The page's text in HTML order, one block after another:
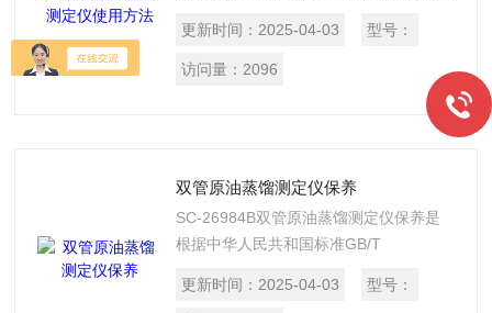
定》标准试验方法设计制造的。
更新时间： 2025-04-03 型号：
访问量： 2096
双管原油蒸馏测定仪保养
SC-26984B双管原油蒸馏测定仪保养是
根据中华人民共和国标准GB/T
计制造的，适用于按GB/T 26984的标准
更新时间： 2025-04-03 型号：